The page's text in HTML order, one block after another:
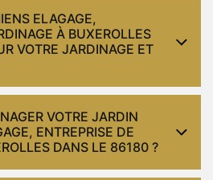
ELAGAGE,
À BUXEROLLES
VOTRE JARDINAGE ET
VOTRE JARDIN
ENTREPRISE DE
DANS LE 86180 ?